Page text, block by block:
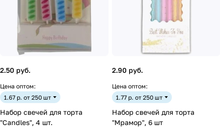
2.50 руб.
Цена оптом:
1.67 р. от 250 шт
Набор свечей для торта
"Candles", 4 шт.
2.90 руб.
Цена оптом:
1.77 р. от 250 шт
Набор свечей для торта
"Мрамор", 6 шт